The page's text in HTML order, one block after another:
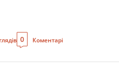
0 Коментарі